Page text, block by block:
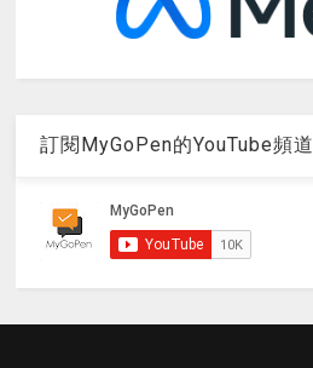
訂閱MyGoPen的YouTube頻道